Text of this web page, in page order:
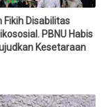
Fikih Disabilitas
PBNU Habis
Kesetaraan